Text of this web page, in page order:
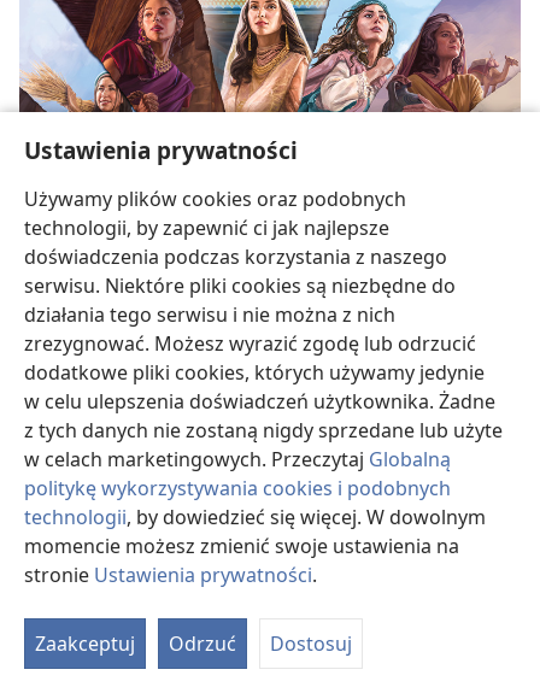
Ustawienia prywatności
Używamy plików cookies oraz podobnych
technologii, by zapewnić ci jak najlepsze
doświadczenia podczas korzystania z naszego
serwisu. Niektóre pliki cookies są niezbędne do
działania tego serwisu i nie można z nich
zrezygnować. Możesz wyrazić zgodę lub odrzucić
dodatkowe pliki cookies, których używamy jedynie
w celu ulepszenia doświadczeń użytkownika. Żadne
z tych danych nie zostaną nigdy sprzedane lub użyte
w celach marketingowych. Przeczytaj Globalną
politykę wykorzystywania cookies i podobnych
technologii, by dowiedzieć się więcej. W dowolnym
momencie możesz zmienić swoje ustawienia na
stronie Ustawienia prywatności.
Zaakceptuj Odrzuć Dostosuj
Kobiety w Biblii — czego się od nich uczymy?
Poznaj dobre i złe kobiety wspomniane w Biblii
i zobacz, jak bardzo się od siebie różniły.
Czy Maria jest matką Boga?